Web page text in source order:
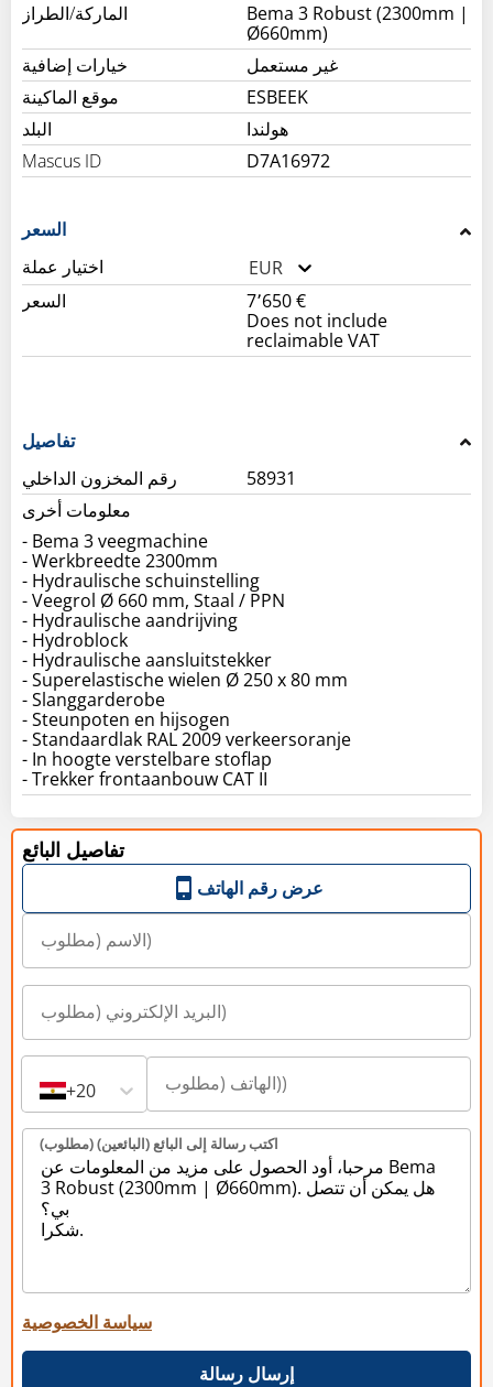
الماركة/الطراز
Bema 3 Robust (2300mm |
Ø660mm)
خيارات إضافية
غير مستعمل
موقع الماكينة
ESBEEK
البلد
هولندا
Mascus ID
D7A16972
السعر
اختيار عملة
EUR
السعر
7٬650 €
Does not include
reclaimable VAT
تفاصيل
رقم المخزون الداخلي
58931
معلومات أخرى
- Bema 3 veegmachine
- Werkbreedte 2300mm
- Hydraulische schuinstelling
- Veegrol Ø 660 mm, Staal / PPN
- Hydraulische aandrijving
- Hydroblock
- Hydraulische aansluitstekker
- Superelastische wielen Ø 250 x 80 mm
- Slanggarderobe
- Steunpoten en hijsogen
- Standaardlak RAL 2009 verkeersoranje
- In hoogte verstelbare stoflap
- Trekker frontaanbouw CAT II
تفاصيل البائع
عرض رقم الهاتف
+20
اكتب رسالة إلى البائع (البائعين) (مطلوب)
سياسة الخصوصية
إرسال رسالة